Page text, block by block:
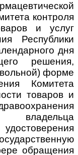
контроля
и услуг
Республики
дня
решения,
форме
Комитета
товаров и
владельца
обращения